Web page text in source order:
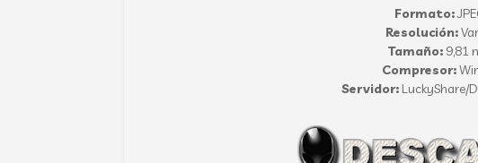
Formato:
Resolución:
Tamaño: 9,81
Compresor:
Servidor:LuckyShare/